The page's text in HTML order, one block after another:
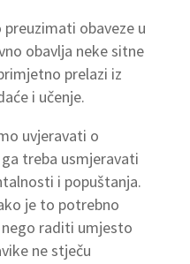
obaveze u
obavlja neke sitne
prelazi iz
i učenje.
uvjeravati o
treba usmjeravati
i popuštanja.
je to potrebno
raditi umjesto
ne stječu